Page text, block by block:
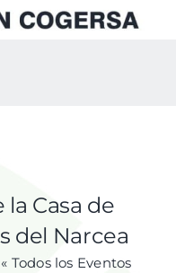
la Casa de
del Narcea
« Todos los Eventos